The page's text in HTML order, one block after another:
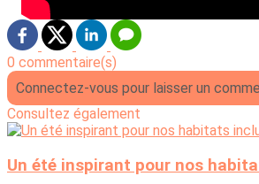
0 commentaire(s)
Connectez-vous pour laisser un
Consultez également
Un été inspirant pour nos